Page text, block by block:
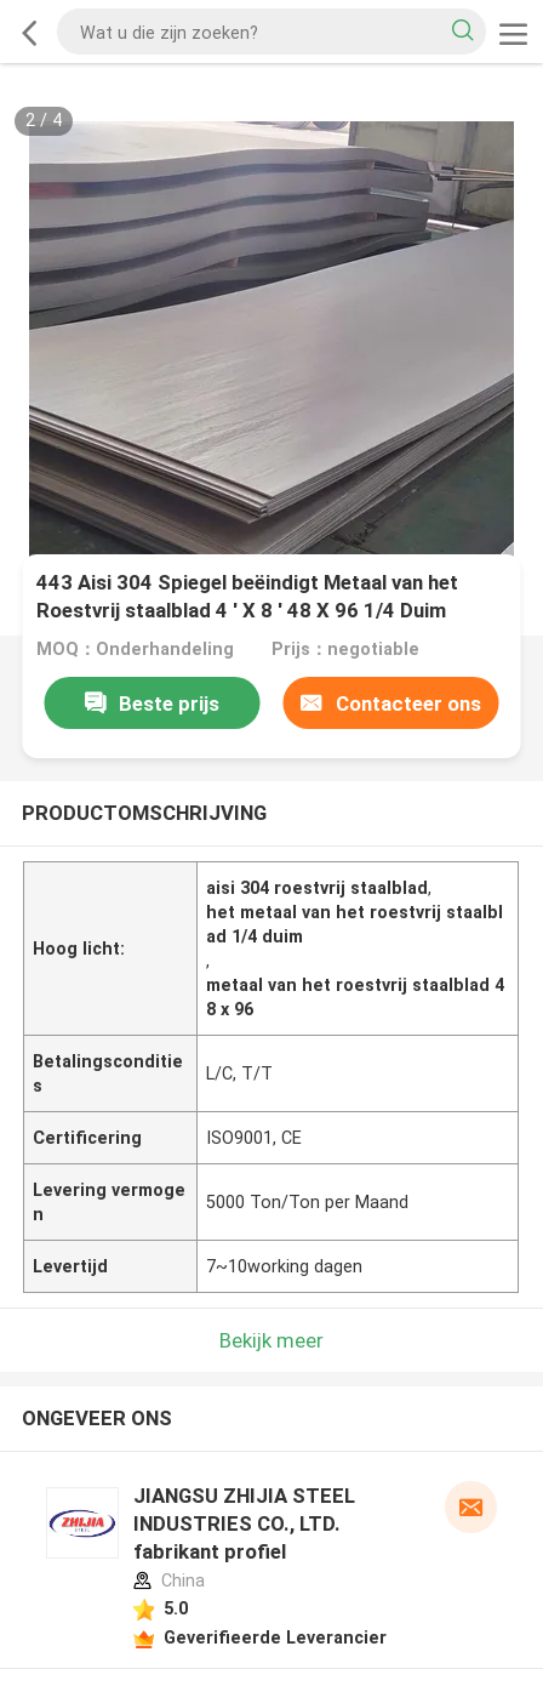
2/ 4
443 Aisi 304 Spiegel beëindigt Metaal van het
Roestvrij staalblad 4 ' X 8 ' 48 X 96 1/4 Duim
MOQ：Onderhandeling Prijs：negotiable
Beste prijs Contacteer ons
PRODUCTOMSCHRIJVING
Hoog licht:
aisi 304 roestvrij staalblad,
het metaal van het roestvrij staalbl
ad 1/4 duim
,
metaal van het roestvrij staalblad 4
8 x 96
Betalingsconditie
s
L/C, T/T
Certificering ISO9001, CE
Levering vermoge
n
5000 Ton/Ton per Maand
Levertijd 7~10working dagen
Bekijk meer
ONGEVEER ONS
JIANGSU ZHIJIA STEEL
INDUSTRIES CO., LTD.
fabrikant profiel
China
5.0
Geverifieerde Leverancier